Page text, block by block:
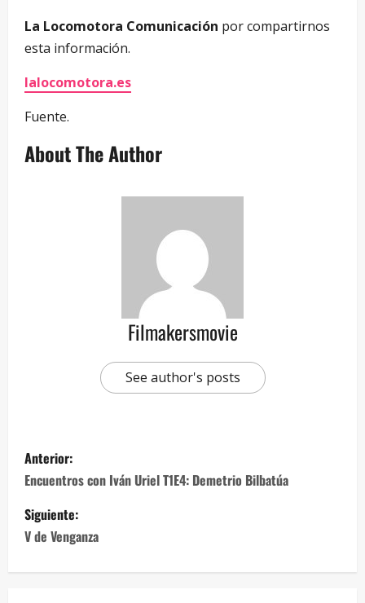
La Locomotora Comunicación por compartirnos
esta información.
lalocomotora.es
Fuente.
About The Author
Filmakersmovie
See author's posts
Anterior:
Encuentros con Iván Uriel T1E4: Demetrio Bilbatúa
Siguiente:
V de Venganza